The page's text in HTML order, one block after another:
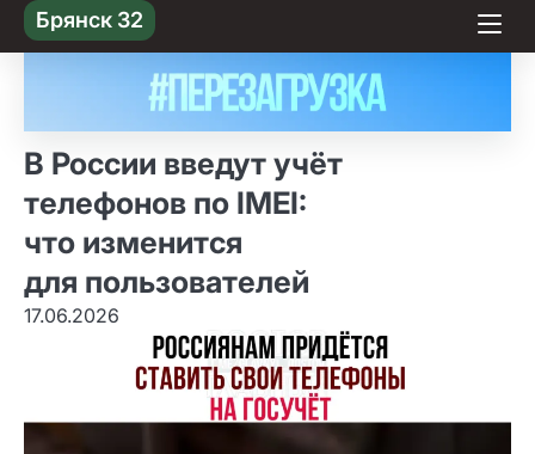
Skip
to content
Брянск 32
В России введут учёт
телефонов по IMEI:
что изменится
для пользователей
17.06.2026